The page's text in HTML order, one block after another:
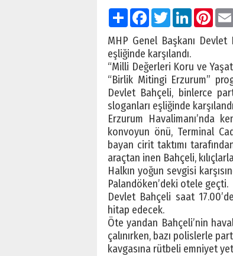
PaylaşFacebook
TwitterLinkedIn
MHP Genel Başkanı Devlet
eşliğinde karşılandı.
“Milli Değerleri Koru ve
“Birlik Mitingi Erzurum”
Devlet Bahçeli, binlerce
sloganları eşliğinde
Erzurum Havalimanı’nda
konvoyun önü, Terminal
bayan cirit taktımı
araçtan inen Bahçeli,
Halkın yoğun sevgisi
Palandöken’deki otele geçti.
Devlet Bahçeli saat
hitap edecek.
Öte yandan Bahçeli’nin
çalınırken, bazı polislerle
kavgasına rütbeli emniyet